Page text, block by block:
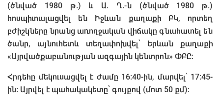
(ծնված 1980 թ.) և Ա. Ղ.-ն (ծնված 1980 թ.)
հոսպիտալացվել են Իջևան քաղաքի ԲԿ, որտեղ
բժիշկները նրանց առողջական վիճակը գնահատել են
ծանր, այնուհետև տեղափոխվել՝ Երևան քաղաքի
«Այրվածքաբանության ազգային կենտրոն» ՓԲԸ:
Հրդեհը մեկուսացվել է ժամը 16:40-ին, մարվել՝ 17:45-
ին: Այրվել է պահակակետը՝ գույքով (մոտ 50 քմ):